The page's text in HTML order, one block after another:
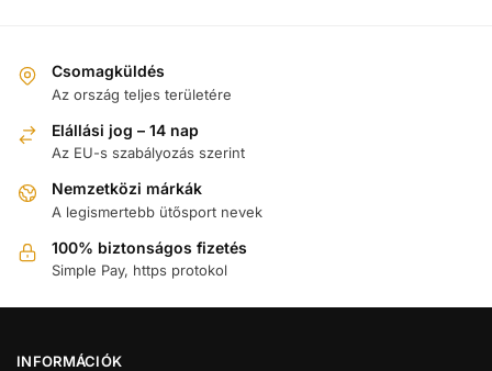
Csomagküldés
Az ország teljes területére
Elállási jog – 14 nap
Az EU-s szabályozás szerint
Nemzetközi márkák
A legismertebb ütősport nevek
100% biztonságos fizetés
Simple Pay, https protokol
INFORMÁCIÓK